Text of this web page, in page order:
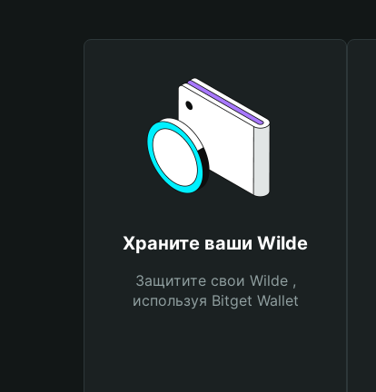
Храните ваши Wilde
Защитите свои Wilde ,
используя Bitget Wallet